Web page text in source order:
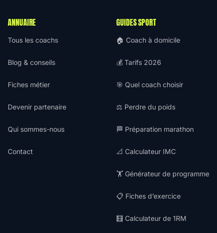
ANNUAIRE
Tous les coachs
Blog & conseils
Fiches métier
Devenir partenaire
Qui sommes-nous
Contact
GUIDES SPORT
🏠 Coach à domicile
💰 Tarifs 2026
🎯 Quel coach choisir
⚖️ Perdre du poids
🏁 Préparation marathon
📐 Calculateur IMC
🏋️ Générateur de programme
📋 Fiches d’exercice
🧮 Calculateur de 1RM